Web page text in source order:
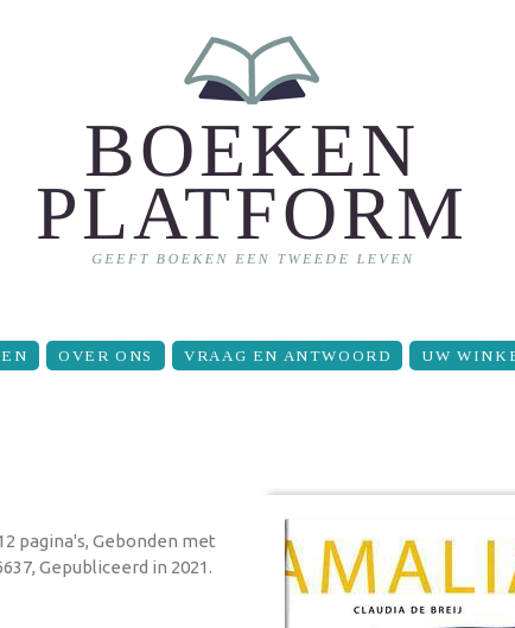
OVER ONS VRAAG EN ANTWOORD UW
pagina's, Gebonden met
Gepubliceerd in 2021.